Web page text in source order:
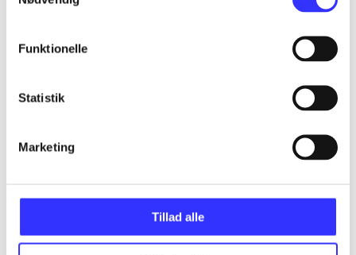
Funktionelle
Statistik
Marketing
Tillad alle
...
...
...